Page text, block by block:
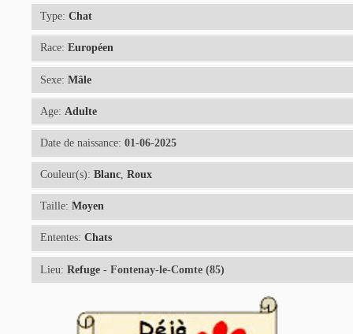
Type:Chat
Race:Européen
Sexe:Mâle
Age: Adulte
Date de naissance: 01-06-2025
Couleur(s):Blanc,Roux
Taille:Moyen
Ententes:Chats
Lieu: Refuge - Fontenay-le-Comte (85)